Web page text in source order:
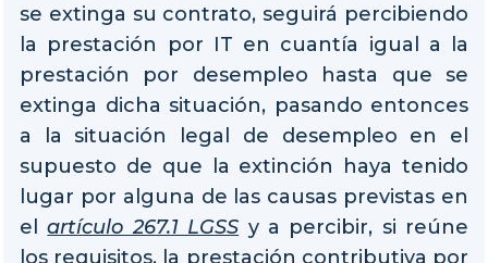
se extinga su contrato, seguirá percibiendo
la prestación por IT en cuantía igual a la
prestación por desempleo hasta que se
extinga dicha situación, pasando entonces
a la situación legal de desempleo en el
supuesto de que la extinción haya tenido
lugar por alguna de las causas previstas en
elartículo 267.1 LGSS y a percibir, si reúne
los requisitos, la prestación contributiva por